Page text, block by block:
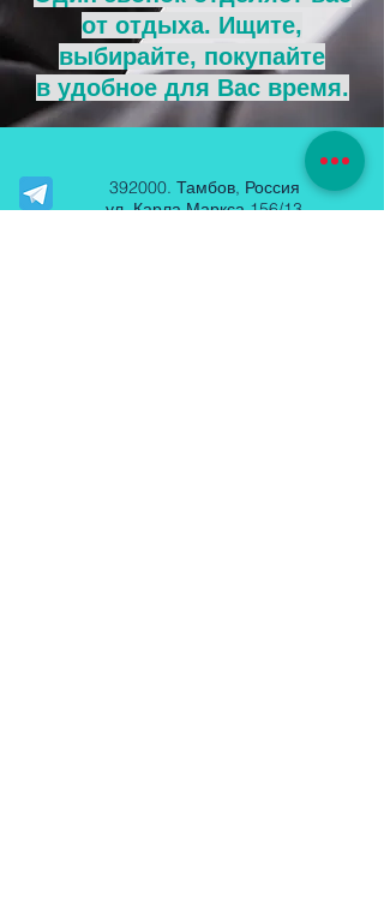
от отдыха. Ищите,
выбирайте, покупайте
в удобное для Вас время.
392000. Тамбов, Россия
ул. Карла Маркса 156/13